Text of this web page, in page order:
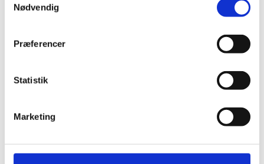
Nødvendig
Præferencer
Statistik
Marketing
53 66 24 57